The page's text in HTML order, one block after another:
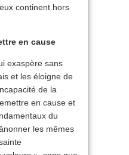
continent hors
en cause
exaspère sans
et les éloigne de
de la
en cause et
du
les mêmes